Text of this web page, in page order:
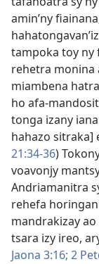
amin’ny
tampoka toy ny
rehetra monina
miambena
ho afa-
tonga izany
hahazo sitraka]
21:34-36)
voavonjy
Andriamanitra
rehefa
mandrakizay ao
tsara izy ireo,
Jaona 3:16; 2